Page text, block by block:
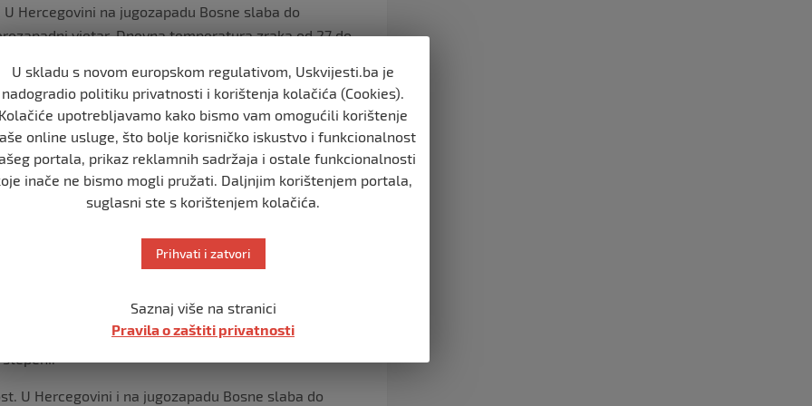
Hercegovini na jugozapadu Bosne slaba do
vjetar. Dnevna temperatura zraka od 27 do
oblačnost. U jutaranjim satima lokalni pljuskovi i
Bosne, a poslije podne u većem dijelu
zraka od 17 do 23, na jugu do 26, a dnevna
oblačnost. Poslije podne lokalni pljuskovi su
i na jugu Hercegovine. Vjetar slab sjeverni i
jugu do 27, a dnevna od 28 do 34, na jugu do 37
oblačnost. U Hercegovini i na jugozapadu Bosne
i sjeveroistočni. Jutarnja temperatura zraka od 18 do
stepeni.
U Hercegovini i na jugozapadu Bosne slaba do
U skladu s novom europskom regulativom, Uskvijesti.ba je
nadogradio politiku privatnosti i korištenja kolačića (Cookies).
Kolačiće upotrebljavamo kako bismo vam omogućili korištenje
online usluge, što bolje korisničko iskustvo i funkcionalnost
portala, prikaz reklamnih sadržaja i ostale funkcionalnosti
inače ne bismo mogli pružati. Daljnjim korištenjem portala,
suglasni ste s korištenjem kolačića.
Prihvati i zatvori
Saznaj više na stranici
Pravila o zaštiti privatnosti